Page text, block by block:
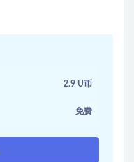
2.9 U币
免费